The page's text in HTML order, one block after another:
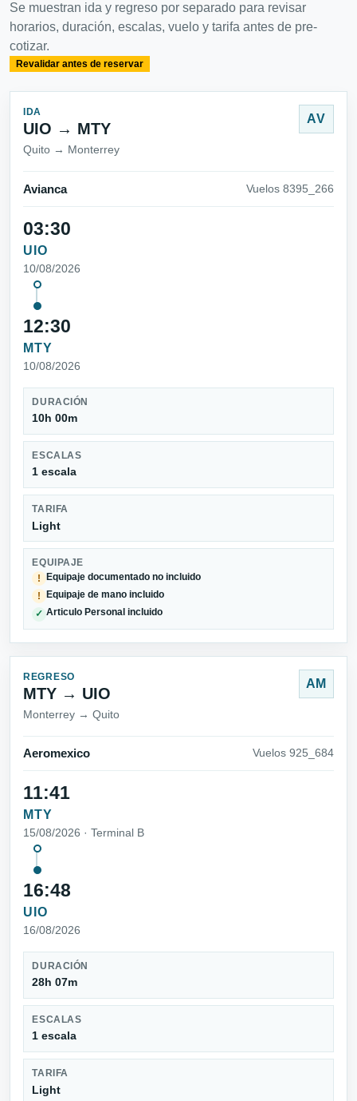
Se muestran ida y regreso por separado para revisar
horarios, duración, escalas, vuelo y tarifa antes de pre-
cotizar.
Revalidar antes de reservar
IDA
UIO → MTY
Quito → Monterrey
AV
Avianca Vuelos 8395_266
03:30
UIO
10/08/2026
12:30
MTY
10/08/2026
DURACIÓN
10h 00m
ESCALAS
1 escala
TARIFA
Light
EQUIPAJE
!
Equipaje documentado no incluido
! Equipaje de mano incluido
✓ Articulo Personal incluido
REGRESO
MTY → UIO
Monterrey → Quito
AM
Aeromexico Vuelos 925_684
11:41
MTY
15/08/2026 · Terminal B
16:48
UIO
16/08/2026
DURACIÓN
28h 07m
ESCALAS
1 escala
TARIFA
Light